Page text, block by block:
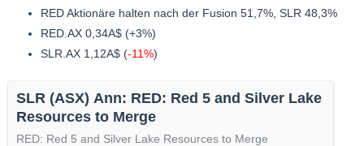
RED Aktionäre halten nach der Fusion 51,7%, SLR 48,3%
RED.AX 0,34A$ (+3%)
SLR.AX 1,12A$ (-11%)
SLR (ASX) Ann: RED: Red 5 and Silver Lake
Resources to Merge
RED: Red 5 and Silver Lake Resources to Merge